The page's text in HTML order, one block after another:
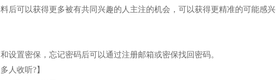
后可以获得更多被有共同兴趣的人主注的机会，可以获得更精准的可能感兴
设置密保，忘记密码后可以通过注册邮箱或密保找回密码。
人收听?】